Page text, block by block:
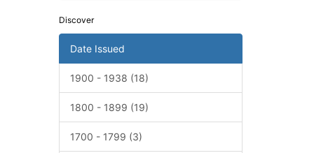
Discover
Date Issued
1900 - 1938 (18)
1800 - 1899 (19)
1700 - 1799 (3)